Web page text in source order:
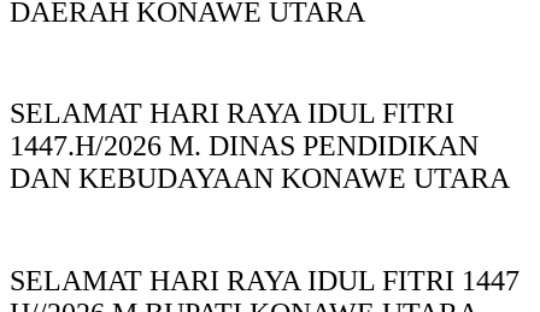
DAERAH KONAWE UTARA
SELAMAT HARI RAYA IDUL FITRI
1447.H/2026 M. DINAS PENDIDIKAN
DAN KEBUDAYAAN KONAWE UTARA
SELAMAT HARI RAYA IDUL FITRI 1447